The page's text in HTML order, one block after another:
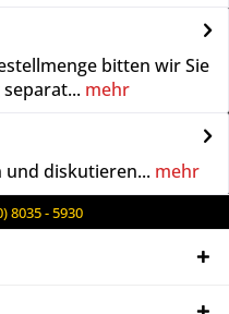
bitten wir Sie
mehr
und diskutieren... mehr
8035 - 5930